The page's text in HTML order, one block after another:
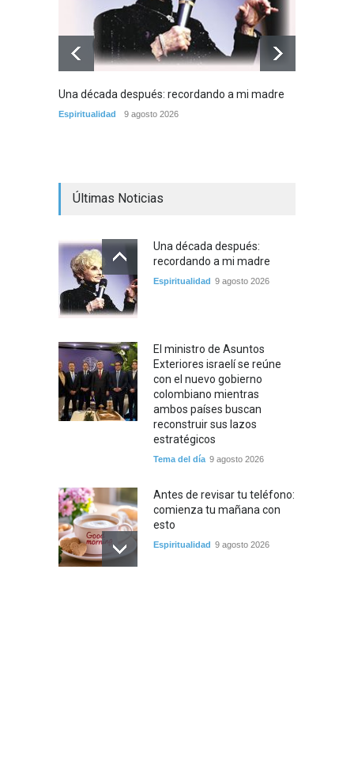
Una década después: recordando a mi madre
Espiritualidad 9 agosto 2026
Últimas Noticias
Una década después:
recordando a mi madre
Espiritualidad 9 agosto 2026
El ministro de Asuntos
Exteriores israelí se reúne
con el nuevo gobierno
colombiano mientras
ambos países buscan
reconstruir sus lazos
estratégicos
Tema del día 9 agosto 2026
Antes de revisar tu teléfono:
comienza tu mañana con
esto
Espiritualidad 9 agosto 2026